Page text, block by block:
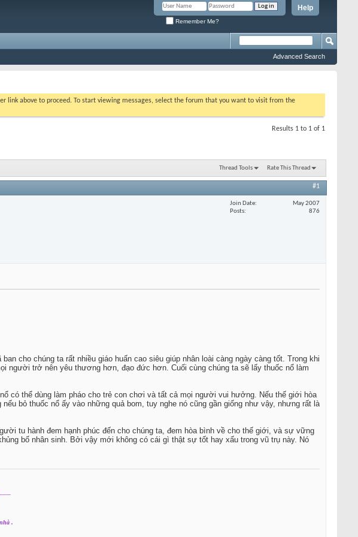
Help
Remember Me?
Advanced Search
link above to proceed. To start viewing messages, select the forum that you want to visit from the
Results 1 to 1 of 1
Thread Tools Rate This Thread
#1
Join Date
May 2007
Posts
876
cho chúng ta rất nhiều giáo huấn cao siêu giúp nhân loài càng ngày càng tốt. Trong khi
người trở nên yêu thương hơn, đạo đức hơn. Cuối cùng chúng ta sẽ lấy thuốc nổ làm
có thể dùng làm pháo cho trẻ con chơi và tất cả mọi người vui hưởng. Nếu thế giới hòa
bỏ thuốc nổ ấy vào những quả bom, tuy nghe nó cũng gần giống như vậy, nhưng rất là
tu hành đem hạnh phúc đến cho chúng ta, đem hòa bình về cho thế giới, và sự vững
bố nhân sinh. Bởi vậy mới không có cái gì thật sự tốt hay xấu trong vũ trụ này. Nó
.